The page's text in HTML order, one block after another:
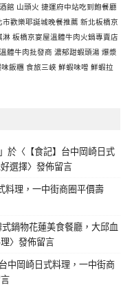
館 山頭火 捷運府中站吃到飽餐廳
市歡樂耶誕城晚餐推薦 新北板橋京
淋 板橋京宴屋溫體牛肉火鍋專賣店
溫體牛肉批發商 濃郁甜蝦頭湯 爆漿
飯糰 食旅三峽 鮮蝦味噌 鮮蝦拉
」於〈 【食記】台中岡崎日式
選擇〉發佈留言
料理，一中街商圈平價壽
式鍋物花蓮美食餐廳，大邱血
〉發佈留言
台中岡崎日式料理，一中街商